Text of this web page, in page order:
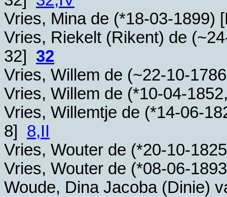
Vries, Mina de (*18-03-1899)
Vries, Riekelt (Rikent) de (~
32] 32
Vries, Willem de (~22-10-1786
Vries, Willem de (*10-04-1852
Vries, Willemtje de (*14-06-
8] 8,II
Vries, Wouter de (*20-10-1825
Vries, Wouter de (*08-06-1893
Woude, Dina Jacoba (Dinie)